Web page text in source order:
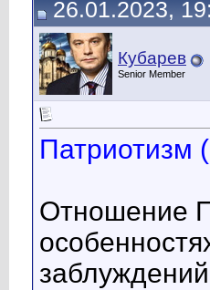
26.01.2023,
Кубарев
Senior Member
Патриотизм
Отношение